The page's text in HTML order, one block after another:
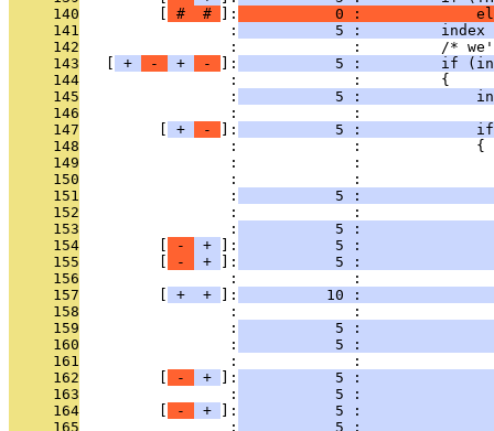
     140
# # ]:
0 :
     141
                 :
5 :         index
     142
:             :         /*
     143
+ - + - ]:
5 :         if
     144
                 :             :         {
     145
                 :
5 :
     146
                 :             :
     147
+ - ]:
5 :
     148
                 :             :             {
     149
:             :
     150
                 :             :
     151
                 :
5 :
     152
                 :             :
     153
                 :
5 :
     154
- + ]:
5 :
     155
- + ]:
5 :
     156
                 :             :
     157
+ + ]:
10 :
     158
:             :
     159
                 :
5 :
     160
                 :
5 :
     161
                 :             :
     162
- + ]:
5 :
     163
                 :
5 :
     164
- + ]:
5 :
     165
                 :
5 :